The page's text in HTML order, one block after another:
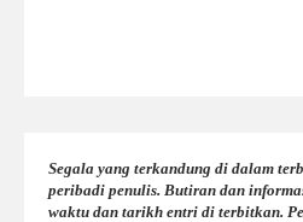
Segala yang terkandung di dalam
peribadi penulis. Butiran dan
waktu dan tarikh entri di terbitkan.